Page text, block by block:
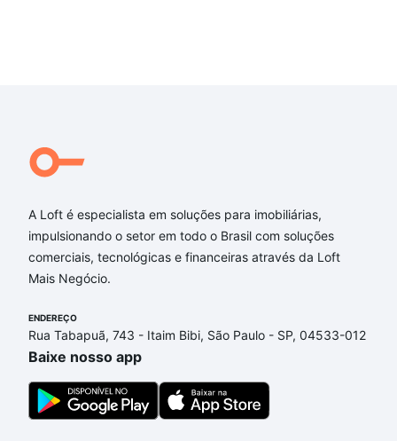
A Loft é especialista em soluções para imobiliárias,
impulsionando o setor em todo o Brasil com soluções
comerciais, tecnológicas e financeiras através da Loft
Mais Negócio.
ENDEREÇO
Rua Tabapuã, 743 - Itaim Bibi, São Paulo - SP, 04533-012
Baixe nosso app